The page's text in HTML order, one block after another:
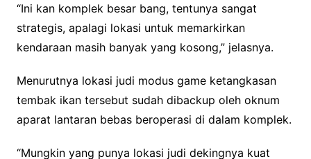
“Ini kan komplek besar bang, tentunya sangat
strategis, apalagi lokasi untuk memarkirkan
kendaraan masih banyak yang kosong,” jelasnya.
Menurutnya lokasi judi modus game ketangkasan
tembak ikan tersebut sudah dibackup oleh oknum
aparat lantaran bebas beroperasi di dalam komplek.
“Mungkin yang punya lokasi judi dekingnya kuat